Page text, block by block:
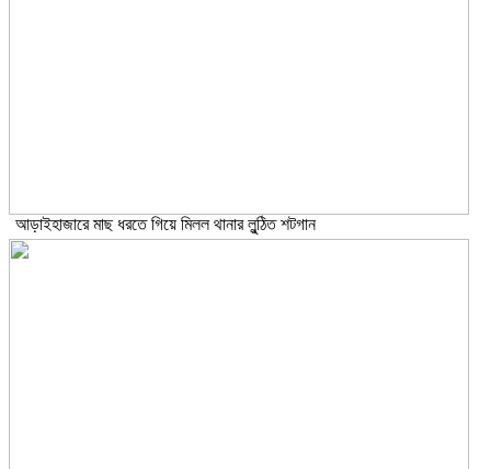
আড়াইহাজারে মাছ ধরতে গিয়ে মিলল থানার লুন্ঠিত শটগান